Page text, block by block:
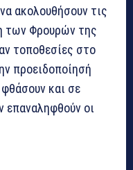
ακολουθήσουν τις
των Φρουρών της
τοποθεσίες στο
προειδοποίησή
και σε
επαναληφθούν οι